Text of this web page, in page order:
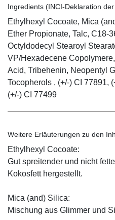
Ingredients (INCI-Deklaration
Ethylhexyl Cocoate, Mica
Ether Propionate, Talc, C18-
Octyldodecyl Stearoyl
VP/Hexadecene
Acid, Tribehenin, Neopentyl
Tocopherols , (+/-) CI 77891,
(+/-) CI 77499
Weitere Erläuterungen zu den
Ethylhexyl Cocoate:
Gut spreitender und nicht
Kokosfett hergestellt.
Mica (and) Silica:
Mischung aus Glimmer und